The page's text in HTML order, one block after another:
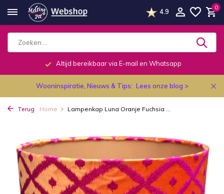
4.9
0
Altijd bereikbaar via E-mail en Whatsapp
Wooninspiratie, Nieuws & Tips: Lees onze blog >
Terug Home Lampenkap Luna Oranje Fuchsia ...